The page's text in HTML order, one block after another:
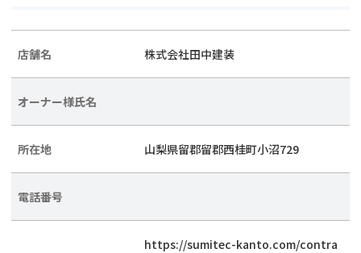
店舗名 株式会社田中建装
オーナー様氏名
所在地 山梨県留郡留郡西桂町小沼729
電話番号
https://sumitec-kanto.com/contra